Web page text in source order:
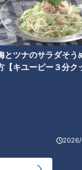
とツナのサラダそう
【キユーピー３分ク
2026/
れた息子 ３０万